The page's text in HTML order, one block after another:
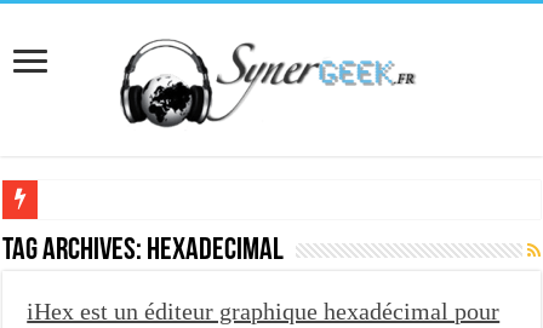
[Interview] Martial Auroy, professionnel du monde Microsoft
Supprimer une boite partagée avec outlook 2010 ou 2013 (environnement
Tag Archives: hexadecimal
iHex est un éditeur graphique hexadécimal pour